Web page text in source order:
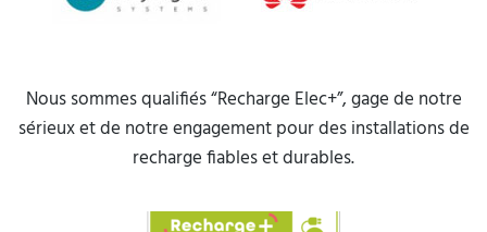
Nous sommes qualifiés “Recharge Elec+”, gage de notre
sérieux et de notre engagement pour des installations de
recharge fiables et durables.